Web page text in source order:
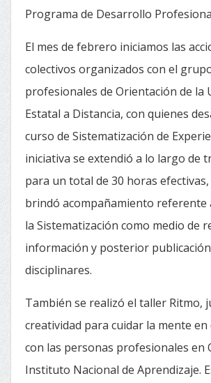
Programa de Desarrollo
El mes de febrero iniciamos las
colectivos organizados con el
profesionales de Orientación de la
Estatal a Distancia, con quienes
curso de Sistematización de
iniciativa se extendió a lo largo de
para un total de 30 horas efectivas,
brindó acompañamiento referente
la Sistematización como medio de
información y posterior
disciplinares.
También se realizó el taller Ritmo,
creatividad para cuidar la mente en
con las personas profesionales en
Instituto Nacional de Aprendizaje.